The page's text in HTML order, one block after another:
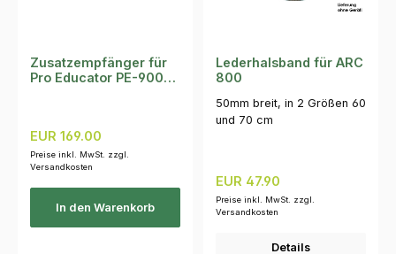
Zusatzempfänger für
Pro Educator PE-900
Regulärer Preis:
EUR 169.00
Preise inkl. MwSt. zzgl.
Versandkosten
In den Warenkorb
Lederhalsband für ARC
800
50mm breit, in 2 Größen 60
und 70 cm
Regulärer Preis:
EUR 47.90
Preise inkl. MwSt. zzgl.
Versandkosten
Details